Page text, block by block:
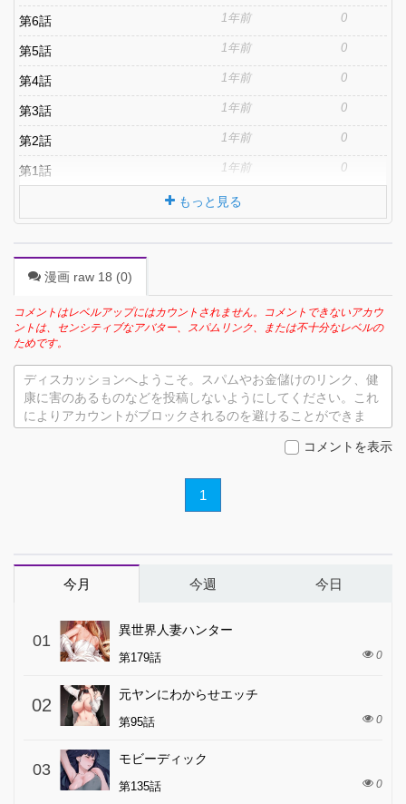
第6話 1年前 0
第5話 1年前 0
第4話 1年前 0
第3話 1年前 0
第2話 1年前 0
第1話 1年前 0
もっと見る
漫画 raw 18 (0)
コメントはレベルアップにはカウントされません。コメントできないアカウ
ントは、センシティブなアバター、スパムリンク、または不十分なレベルの
ためです。
ディスカッションへようこそ。スパムやお金儲けのリンク、健
康に害のあるものなどを投稿しないようにしてください。これ
によりアカウントがブロックされるのを避けることができま
コメントを表示
1
今月 今週 今日
01
異世界人妻ハンター
第179話 0
02
元ヤンにわからせエッチ
第95話 0
03
モビーディック
第135話 0